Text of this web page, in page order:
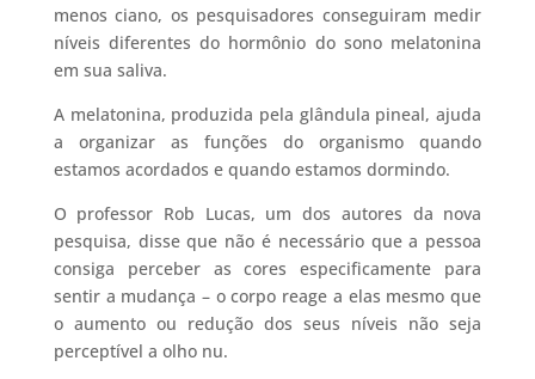
menos ciano, os pesquisadores conseguiram medir
níveis diferentes do hormônio do sono melatonina
em sua saliva.
A melatonina, produzida pela glândula pineal, ajuda
a organizar as funções do organismo quando
estamos acordados e quando estamos dormindo.
O professor Rob Lucas, um dos autores da nova
pesquisa, disse que não é necessário que a pessoa
consiga perceber as cores especificamente para
sentir a mudança – o corpo reage a elas mesmo que
o aumento ou redução dos seus níveis não seja
perceptível a olho nu.